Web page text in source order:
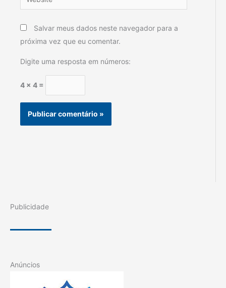
Salvar meus dados neste navegador para a
próxima vez que eu comentar.
Digite uma resposta em números:
4 × 4 =
Publicidade
Anúncios